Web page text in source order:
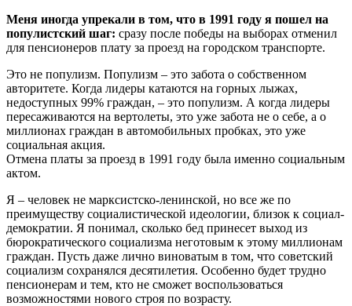
Меня иногда упрекали в том, что в 1991 году я пошел на
популистский шаг: сразу после победы на выборах отменил
для пенсионеров плату за проезд на городском транспорте.
Это не популизм. Популизм – это забота о собственном
авторитете. Когда лидеры катаются на горных лыжах,
недоступных 99% граждан, – это популизм. А когда лидеры
пересаживаются на вертолеты, это уже забота не о себе, а о
миллионах граждан в автомобильных пробках, это уже
социальная акция.
Отмена платы за проезд в 1991 году была именно социальным
актом.
Я – человек не марксистско-ленинской, но все же по
преимуществу социалистической идеологии, близок к социал-
демократии. Я понимал, сколько бед принесет выход из
бюрократического социализма неготовым к этому миллионам
граждан. Пусть даже лично виноватым в том, что советский
социализм сохранялся десятилетия. Особенно будет трудно
пенсионерам и тем, кто не сможет воспользоваться
возможностями нового строя по возрасту.